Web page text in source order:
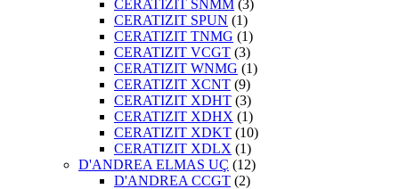
CERATIZIT SNMM (3)
CERATIZIT SPUN (1)
CERATIZIT TNMG (1)
CERATIZIT VCGT (3)
CERATIZIT WNMG (1)
CERATIZIT XCNT (9)
CERATIZIT XDHT (3)
CERATIZIT XDHX (1)
CERATIZIT XDKT (10)
CERATIZIT XDLX (1)
D'ANDREA ELMAS UÇ (12)
D'ANDREA CCGT (2)